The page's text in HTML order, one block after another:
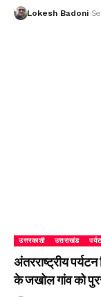
Lokesh Badoni
उत्तरकाशी उत्तराखंड
अंतरराष्ट्रीय
के जखोल गांव को